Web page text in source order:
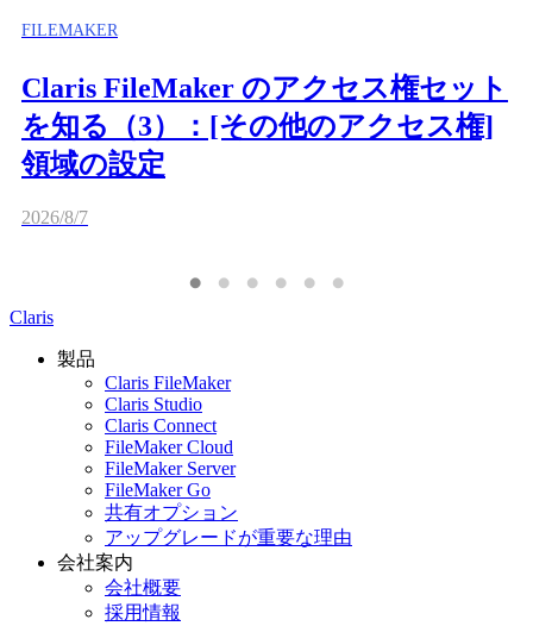
FILEMAKER
Claris FileMaker のアクセス権セット
を知る（3）：[その他のアクセス権]
領域の設定
2026/8/7
Claris
製品
Claris FileMaker
Claris Studio
Claris Connect
FileMaker Cloud
FileMaker Server
FileMaker Go
共有オプション
アップグレードが重要な理由
会社案内
会社概要
採用情報